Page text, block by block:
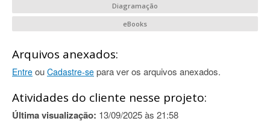
Diagramação
eBooks
Arquivos anexados:
Entre ou Cadastre-se para ver os arquivos anexados.
Atividades do cliente nesse projeto:
Última visualização: 13/09/2025 às 21:58